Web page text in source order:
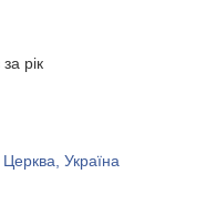
рік
Україна